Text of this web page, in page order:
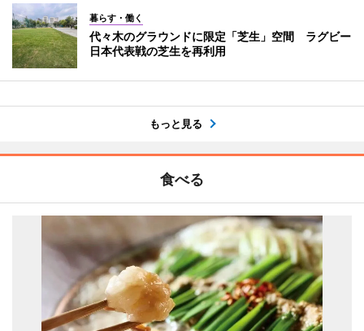
暮らす・働く
代々木のグラウンドに限定「芝生」空間 ラグビー
日本代表戦の芝生を再利用
もっと見る
食べる